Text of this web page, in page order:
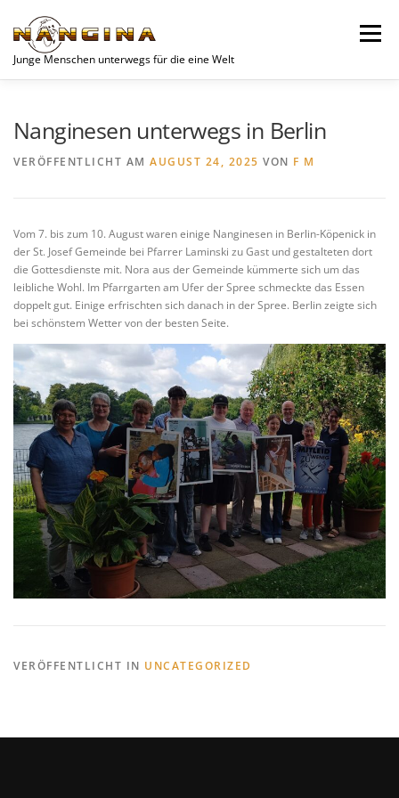
Inhalt
springen
Junge Menschen unterwegs für die eine Welt
Menü
KONTAKT DATENSCHUTZERKLÄRUNG
Nanginesen unterwegs in Berlin
VERÖFFENTLICHT AM AUGUST 24, 2025 VON F M
Vom 7. bis zum 10. August waren einige Nanginesen in Berlin-Köpenick in
der St. Josef Gemeinde bei Pfarrer Laminski zu Gast und gestalteten dort
die Gottesdienste mit. Nora aus der Gemeinde kümmerte sich um das
leibliche Wohl. Im Pfarrgarten am Ufer der Spree schmeckte das Essen
doppelt gut. Einige erfrischten sich danach in der Spree. Berlin zeigte sich
bei schönstem Wetter von der besten Seite.
VERÖFFENTLICHT IN UNCATEGORIZED